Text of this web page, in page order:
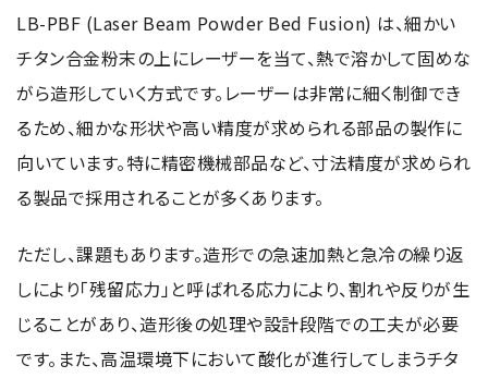
お客様紹介 / 開発秘話
JEOL 装置入門
用語集
お薦め消耗品
生産終了製品
LB-PBF (Laser Beam Powder Bed Fusion) は、細かい
チタン合金粉末の上にレーザーを当て、熱で溶かして固めな
がら造形していく方式です。レーザーは非常に細く制御でき
るため、細かな形状や高い精度が求められる部品の製作に
向いています。特に精密機械部品など、寸法精度が求められ
る製品で採用されることが多くあります。
ただし、課題もあります。造形での急速加熱と急冷の繰り返
しにより「残留応力」と呼ばれる応力により、割れや反りが生
じることがあり、造形後の処理や設計段階での工夫が必要
です。また、高温環境下において酸化が進行してしまうチタ